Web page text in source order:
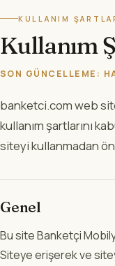
KULLANIM
Kullanım
SON GÜNCELLEME:
banketci.com web
kullanım şartlarını
siteyi kullanmadan
Genel
Bu site Banketçi
Siteye erişerek ve